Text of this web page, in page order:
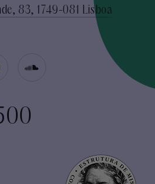
83, 1749-081 Lisboa